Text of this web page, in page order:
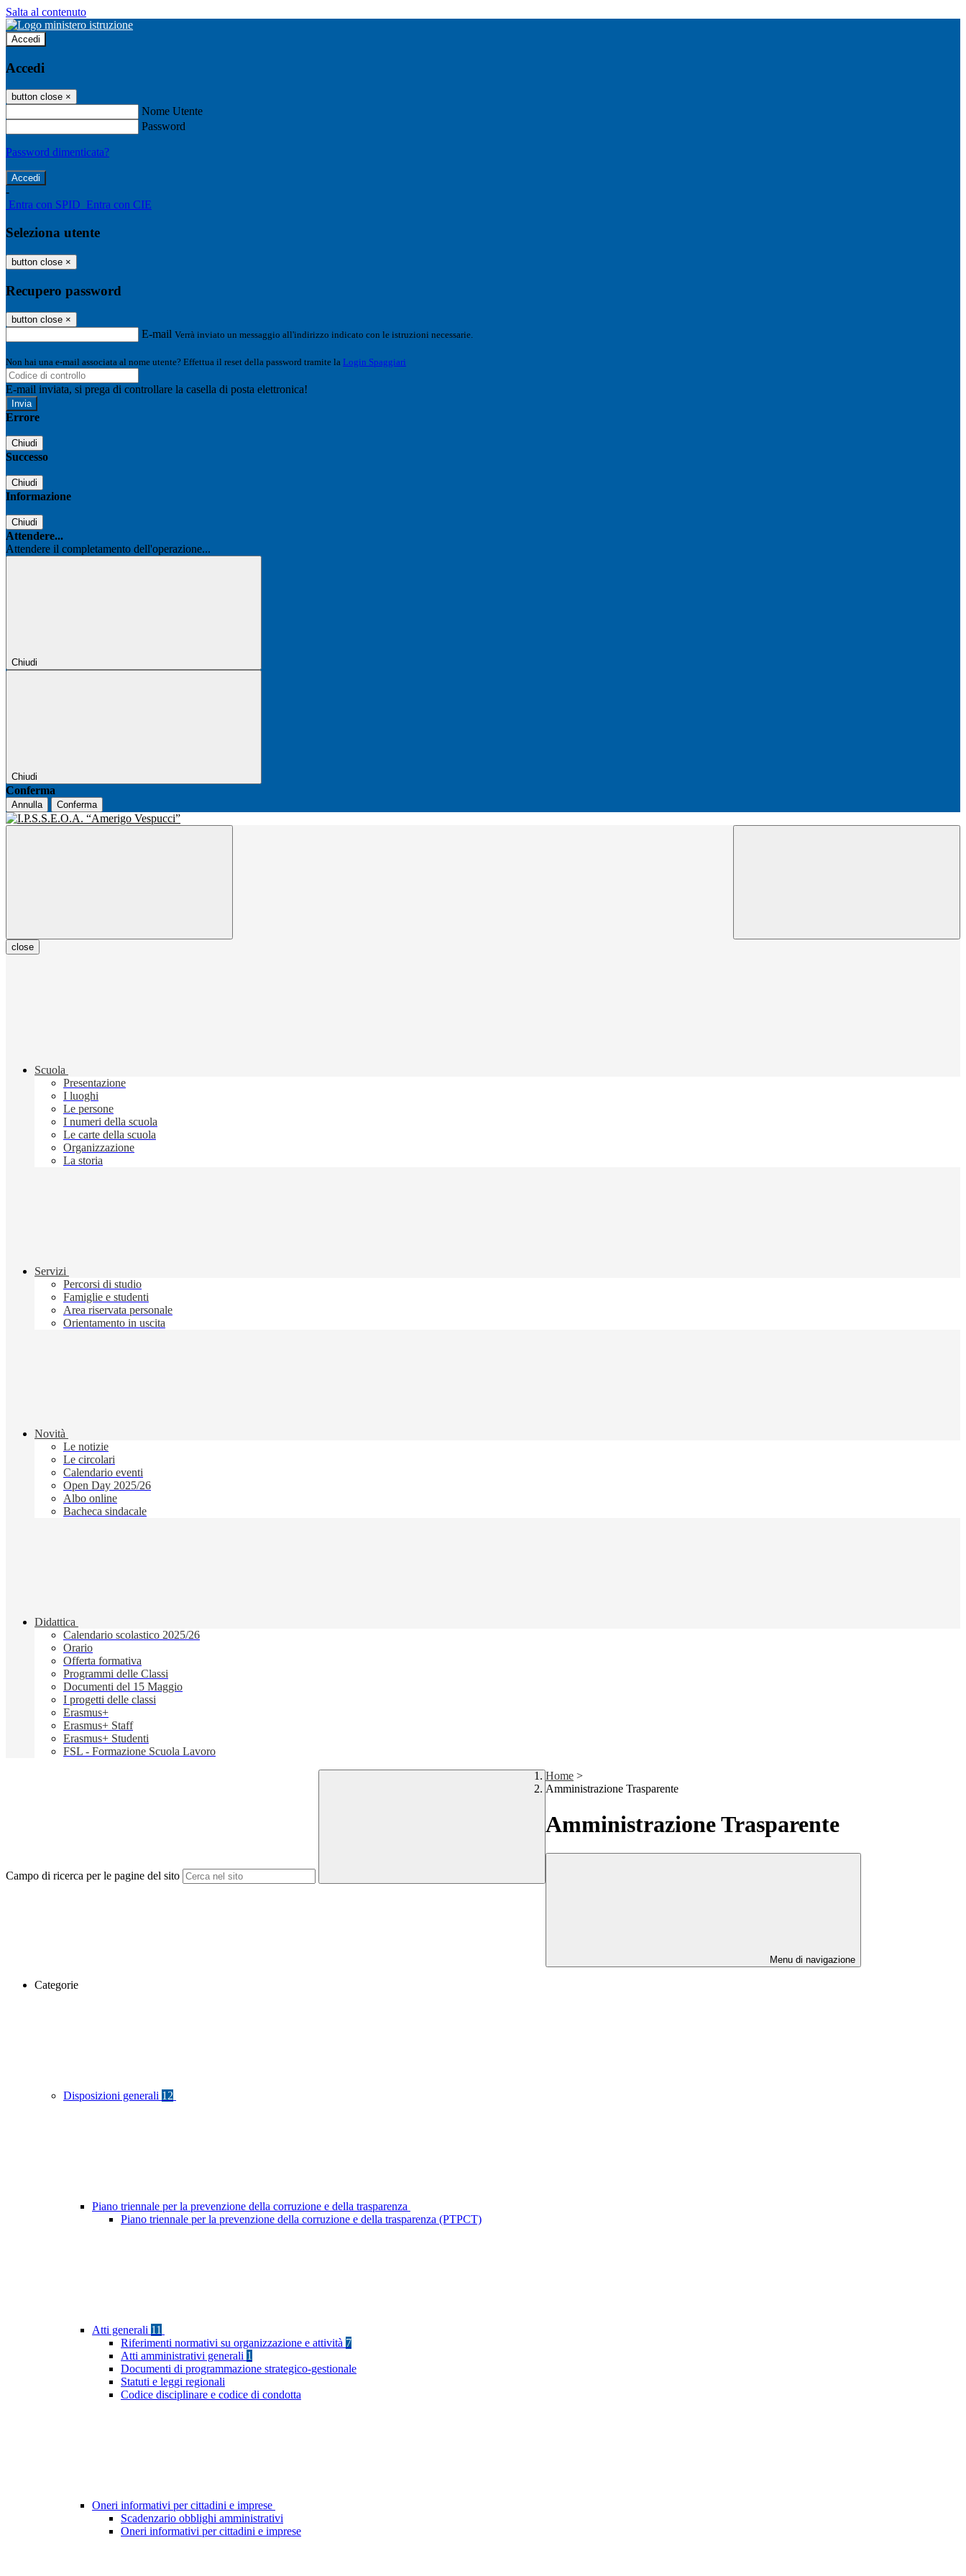
Salta al contenuto
Accedi
Accedi
button close ×
Nome Utente
Password
Password dimenticata?
-
Entra con SPID Entra con CIE
Seleziona utente
button close ×
Recupero password
button close ×
E-mail Verrà inviato un messaggio all'indirizzo indicato con le istruzioni necessarie.
Non hai una e-mail associata al nome utente? Effettua il reset della password tramite la Login Spaggiari
E-mail inviata, si prega di controllare la casella di posta elettronica!
Errore
Chiudi
Successo
Chiudi
Informazione
Chiudi
Attendere...
Attendere il completamento dell'operazione...
Chiudi
Chiudi
Conferma
Annulla Conferma
close
Scuola
Presentazione
I luoghi
Le persone
I numeri della scuola
Le carte della scuola
Organizzazione
La storia
Servizi
Percorsi di studio
Famiglie e studenti
Area riservata personale
Orientamento in uscita
Novità
Le notizie
Le circolari
Calendario eventi
Open Day 2025/26
Albo online
Bacheca sindacale
Didattica
Calendario scolastico 2025/26
Orario
Offerta formativa
Programmi delle Classi
Documenti del 15 Maggio
I progetti delle classi
Erasmus+
Erasmus+ Staff
Erasmus+ Studenti
FSL - Formazione Scuola Lavoro
Campo di ricerca per le pagine del sito
Home >
Amministrazione Trasparente
Amministrazione Trasparente
Menu di navigazione
Categorie
Disposizioni generali 12
Piano triennale per la prevenzione della corruzione e della trasparenza
Piano triennale per la prevenzione della corruzione e della trasparenza (PTPCT)
Atti generali 11
Riferimenti normativi su organizzazione e attività 7
Atti amministrativi generali 1
Documenti di programmazione strategico-gestionale
Statuti e leggi regionali
Codice disciplinare e codice di condotta
Oneri informativi per cittadini e imprese
Scadenzario obblighi amministrativi
Oneri informativi per cittadini e imprese